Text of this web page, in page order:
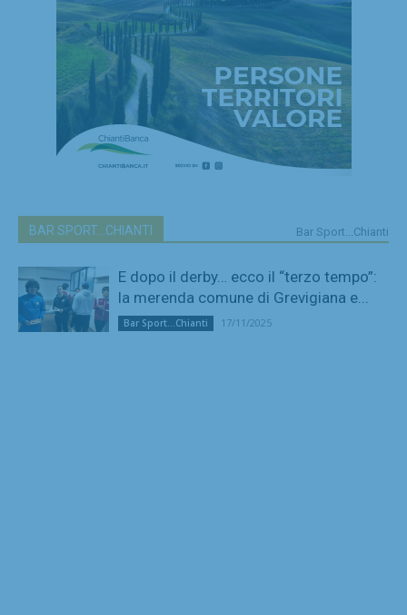
BAR SPORT...CHIANTI Bar Sport...Chianti
E dopo il derby… ecco il “terzo tempo”:
la merenda comune di Grevigiana e...
Bar Sport...Chianti 17/11/2025